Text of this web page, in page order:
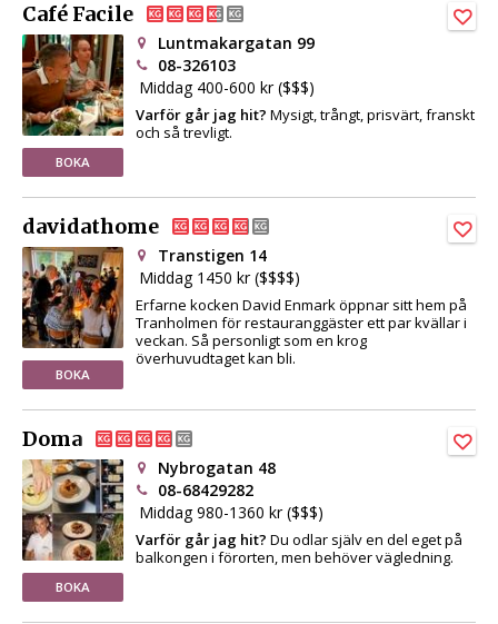
Café Facile
BOKA
Luntmakargatan 99
08-326103
Middag 400-600 kr ($$$)
Varför går jag hit? Mysigt, trångt, prisvärt, franskt
och så trevligt.
davidathome
BOKA
Transtigen 14
Middag 1450 kr ($$$$)
Erfarne kocken David Enmark öppnar sitt hem på
Tranholmen för restauranggäster ett par kvällar i
veckan. Så personligt som en krog
överhuvudtaget kan bli.
Doma
BOKA
Nybrogatan 48
08-68429282
Middag 980-1360 kr ($$$)
Varför går jag hit? Du odlar själv en del eget på
balkongen i förorten, men behöver vägledning.